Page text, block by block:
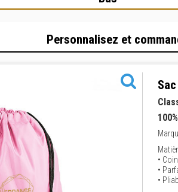
Personnalisez et
•
•
•